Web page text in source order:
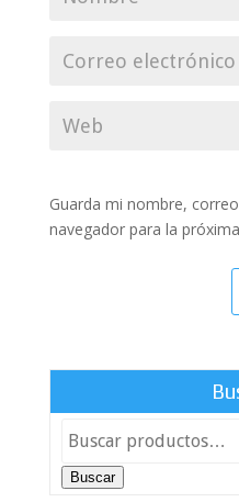
Guarda mi nombre,
navegador para la
Buscar